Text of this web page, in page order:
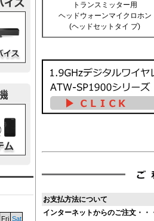
トランスミッター用
ヘッドウォーンマイクロホン
(ヘッドセットタイ プ)
お支払方法について
インターネットからのご注文・・
Fri Sat